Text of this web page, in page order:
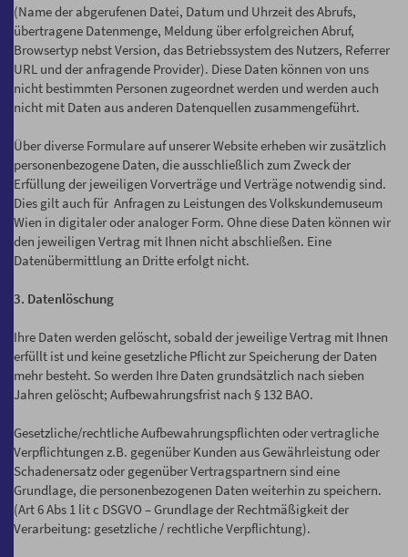
(Name der abgerufenen Datei, Datum und Uhrzeit des Abrufs,
übertragene Datenmenge, Meldung über erfolgreichen Abruf,
Browsertyp nebst Version, das Betriebssystem des Nutzers, Referrer
URL und der anfragende Provider). Diese Daten können von uns
nicht bestimmten Personen zugeordnet werden und werden auch
nicht mit Daten aus anderen Datenquellen zusammengeführt.
Über diverse Formulare auf unserer Website erheben wir zusätzlich
personenbezogene Daten, die ausschließlich zum Zweck der
Erfüllung der jeweiligen Vorverträge und Verträge notwendig sind.
Dies gilt auch für Anfragen zu Leistungen des Volkskundemuseum
Wien in digitaler oder analoger Form. Ohne diese Daten können wir
den jeweiligen Vertrag mit Ihnen nicht abschließen. Eine
Datenübermittlung an Dritte erfolgt nicht.
3. Datenlöschung
Ihre Daten werden gelöscht, sobald der jeweilige Vertrag mit Ihnen
erfüllt ist und keine gesetzliche Pflicht zur Speicherung der Daten
mehr besteht. So werden Ihre Daten grundsätzlich nach sieben
Jahren gelöscht; Aufbewahrungsfrist nach § 132 BAO.
Gesetzliche/rechtliche Aufbewahrungspflichten oder vertragliche
Verpflichtungen z.B. gegenüber Kunden aus Gewährleistung oder
Schadenersatz oder gegenüber Vertragspartnern sind eine
Grundlage, die personenbezogenen Daten weiterhin zu speichern.
(Art 6 Abs 1 lit c DSGVO – Grundlage der Rechtmäßigkeit der
Verarbeitung: gesetzliche / rechtliche Verpflichtung).